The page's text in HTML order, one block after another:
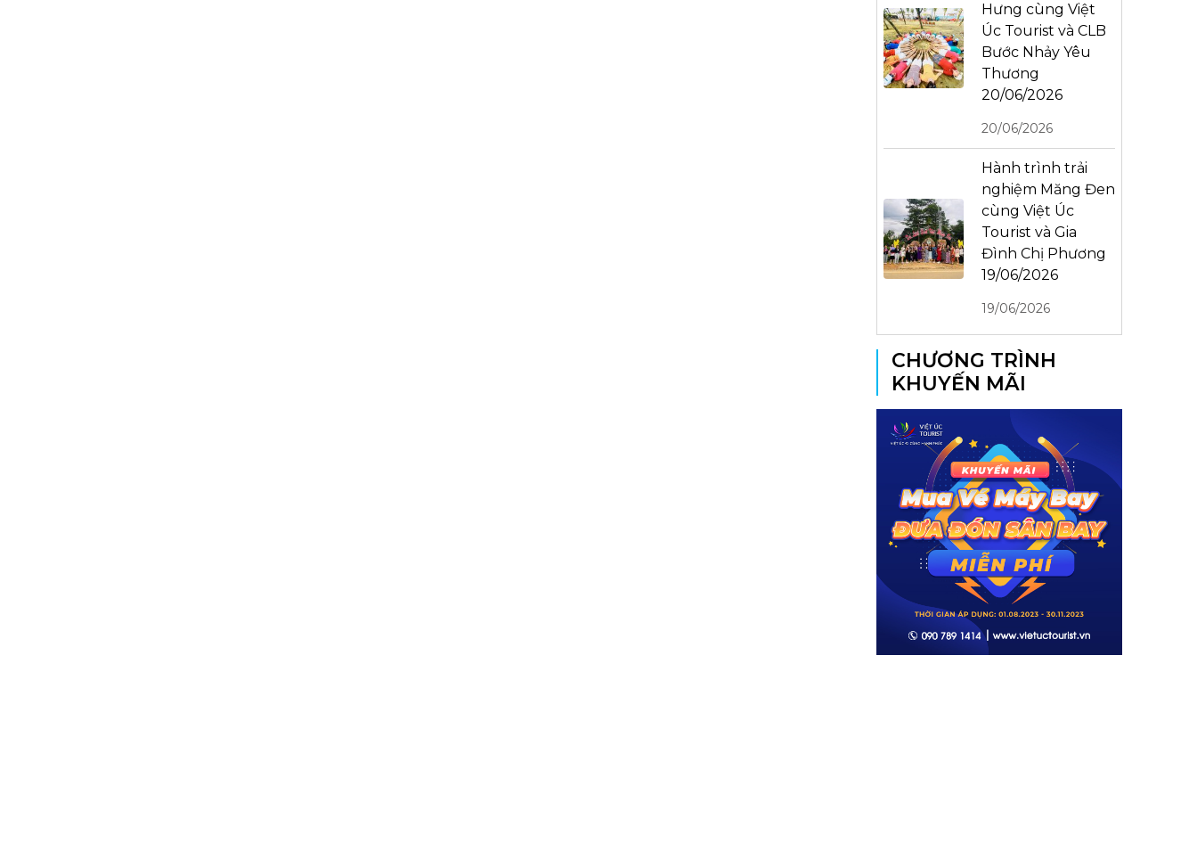
Hưng cùng Việt
Úc Tourist và CLB
Bước Nhảy Yêu
Thương
20/06/2026
20/06/2026
Hành trình trải
nghiệm Măng Đen
cùng Việt Úc
Tourist và Gia
Đình Chị Phương
19/06/2026
19/06/2026
CHƯƠNG TRÌNH
KHUYẾN MÃI